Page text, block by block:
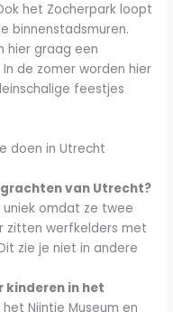
het Zocherpark loopt
binnenstadsmuren.
hier graag een
de zomer worden hier
feestjes
doen in Utrecht
van Utrecht?
omdat ze twee
zitten werfkelders met
zie je niet in andere
kinderen in het
Nijntje Museum en